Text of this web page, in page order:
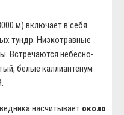
м) включает в себя
тундр. Низкотравные
Встречаются небесно-
белые каллиантенум
насчитывает около